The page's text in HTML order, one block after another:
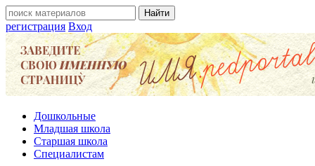
регистрация Вход
Дошкольные
Младшая школа
Старшая школа
Специалистам